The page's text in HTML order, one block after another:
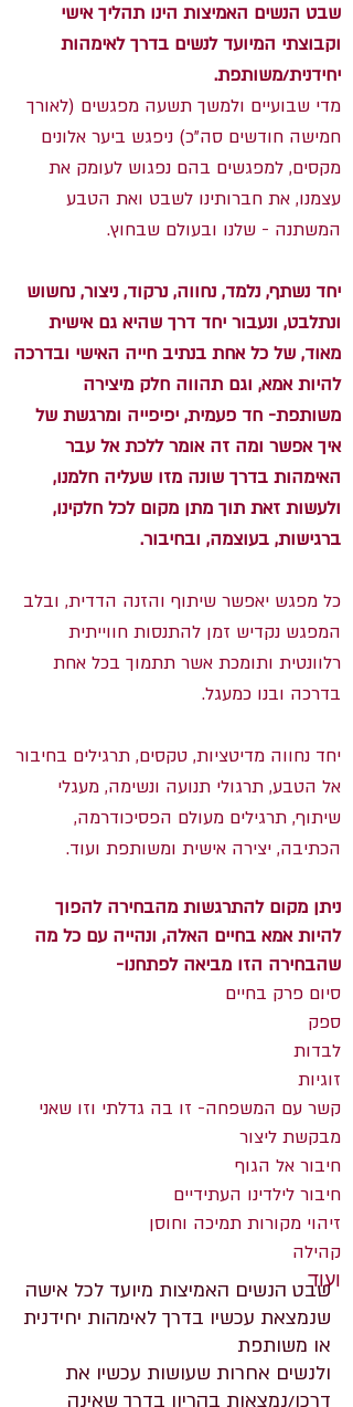
שבט הנשים האמיצות הינו תהליך אישי
וקבוצתי המיועד לנשים בדרך לאימהות
יחידנית/משותפת.
מדי שבועיים ולמשך תשעה מפגשים (לאורך
חמישה חודשים סה"כ) ניפגש ביער אלונים
מקסים, למפגשים בהם נפגוש לעומק את
עצמנו, את חברותינו לשבט ואת הטבע
המשתנה - שלנו ובעולם שבחוץ.
יחד נשתף, נלמד, נחווה, נרקוד, ניצור, נחשוש
ונתלבט, ונעבור יחד דרך שהיא גם אישית
מאוד, של כל אחת בנתיב חייה האישי ובדרכה
להיות אמא, וגם תהווה חלק מיצירה
משותפת- חד פעמית, יפיפייה ומרגשת של
איך אפשר ומה זה אומר ללכת אל עבר
האימהות בדרך שונה מזו שעליה חלמנו,
ולעשות זאת תוך מתן מקום לכל חלקינו,
ברגישות, בעוצמה, ובחיבור.
כל מפגש יאפשר שיתוף והזנה הדדית, ובלב
המפגש נקדיש זמן להתנסות חווייתית
רלוונטית ותומכת אשר תתמוך בכל אחת
בדרכה ובנו כמעגל.
יחד נחווה מדיטציות, טקסים, תרגילים בחיבור
אל הטבע, תרגולי תנועה ונשימה, מעגלי
שיתוף, תרגילים מעולם הפסיכודרמה,
הכתיבה, יצירה אישית ומשותפת ועוד.
ניתן מקום להתרגשות מהבחירה להפוך
להיות אמא בחיים האלה, ונהייה עם כל מה
שהבחירה הזו מביאה לפתחנו-
סיום פרק בחיים
ספק
לבדות
זוגיות
קשר עם המשפחה- זו בה גדלתי וזו שאני
מבקשת ליצור
חיבור אל הגוף
חיבור לילדינו העתידיים
זיהוי מקורות תמיכה וחוסן
קהילה
ועוד
למי מיועד
השבט?
שבט הנשים האמיצות מיועד לכל אישה
שנמצאת עכשיו בדרך לאימהות יחידנית
או משותפת
ולנשים אחרות שעושות עכשיו את
דרכן/נמצאות בהריון בדרך שאינה